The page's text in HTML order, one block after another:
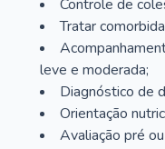
Controle de
Tratar
leve e moderada;
Diagnóstico de
Orientação
Avaliação pré